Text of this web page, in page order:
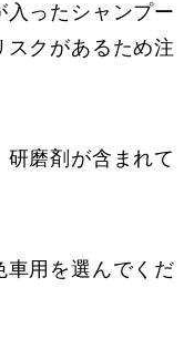
ったシャンプー
スクがあるため注
磨剤が含まれて
車用を選んでくだ